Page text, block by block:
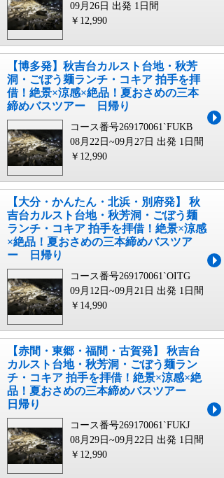
09月26日 出発 1日間
￥12,990
【博多発】秋吉台カルスト台地・秋芳
洞・ごぼう麺ランチ・コキア 拍手を拝
借！絶景×涼感×絶品！夏おさめの三本
締めバスツアー 日帰り
コース番号269170061`FUKB
08月22日~09月27日 出発 1日間
￥12,990
【大分・かんたん・北浜・別府発】 秋
吉台カルスト台地・秋芳洞・ごぼう麺
ランチ・コキア 拍手を拝借！絶景×涼感
×絶品！夏おさめの三本締めバスツア
ー 日帰り
コース番号269170061`OITG
09月12日~09月21日 出発 1日間
￥14,990
【赤間・東郷・福間・古賀発】 秋吉台
カルスト台地・秋芳洞・ごぼう麺ラン
チ・コキア 拍手を拝借！絶景×涼感×絶
品！夏おさめの三本締めバスツアー
日帰り
コース番号269170061`FUKJ
08月29日~09月22日 出発 1日間
￥12,990